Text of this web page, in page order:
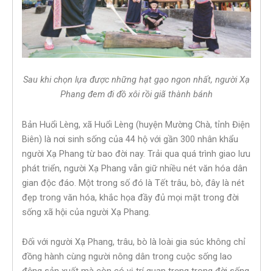
Sau khi chọn lựa được những hạt gạo ngon nhất, người Xạ
Phang đem đi đồ xôi rồi giã thành bánh
Bản Huổi Lèng, xã Huổi Lèng (huyện Mường Chà, tỉnh Điện
Biên) là nơi sinh sống của 44 hộ với gần 300 nhân khẩu
người Xạ Phang từ bao đời nay. Trải qua quá trình giao lưu
phát triển, người Xạ Phang vẫn giữ nhiều nét văn hóa dân
gian độc đáo. Một trong số đó là Tết trâu, bò, đây là nét
đẹp trong văn hóa, khắc họa đầy đủ mọi mặt trong đời
sống xã hội của người Xạ Phang.
Đối với người Xạ Phang, trâu, bò là loài gia súc không chỉ
đồng hành cùng người nông dân trong cuộc sống lao